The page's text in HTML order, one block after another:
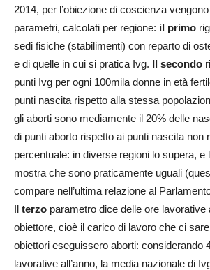
2014, per l’obiezione di coscienza
parametri, calcolati per regione: il primo
sedi fisiche (stabilimenti) con reparto di
e di quelle in cui si pratica Ivg. Il secondo
punti Ivg per ogni 100mila donne in età
punti nascita rispetto alla stessa
gli aborti sono mediamente il 20% delle
di punti aborto rispetto ai punti nascita non
percentuale: in diverse regioni lo supera, e
mostra che sono praticamente uguali
compare nell’ultima relazione al
Il terzo parametro dice delle ore lavorative
obiettore, cioè il carico di lavoro che ci
obiettori eseguissero aborti: considerando
lavorative all’anno, la media nazionale di